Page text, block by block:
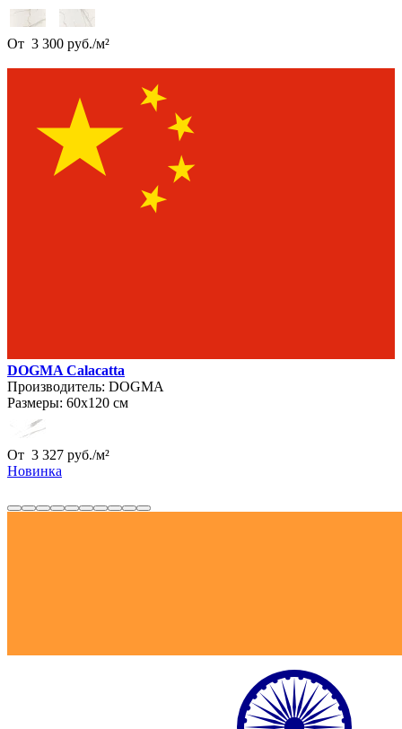
От 3 300 руб./м²
DOGMA Calacatta
Производитель: DOGMA
Размеры: 60х120 см
От 3 327 руб./м²
Новинка